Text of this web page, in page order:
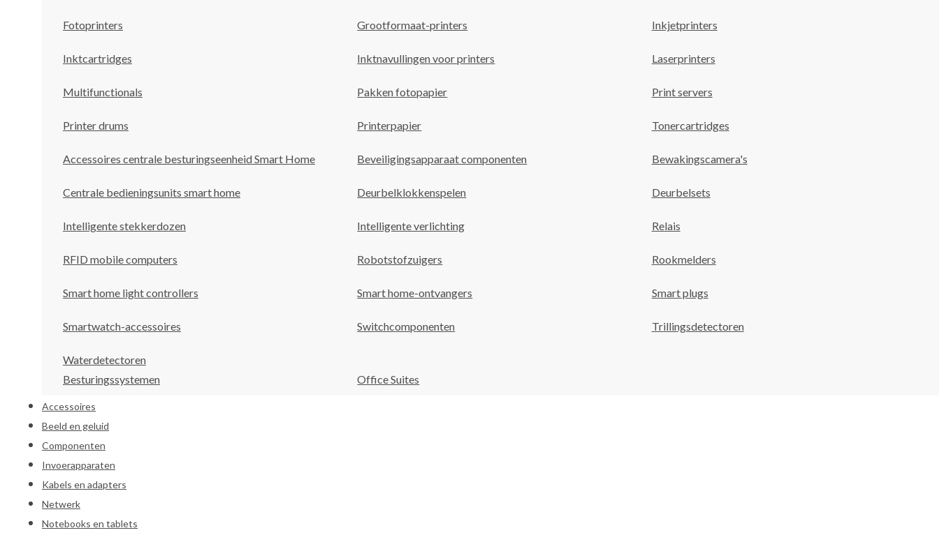
Fotoprinters Grootformaat-printers Inkjetprinters
Inktcartridges Inktnavullingen voor printers Laserprinters
Multifunctionals Pakken fotopapier Print servers
Printer drums Printerpapier Tonercartridges
Accessoires centrale besturingseenheid Smart Home Beveiligingsapparaat componenten Bewakingscamera's
Centrale bedieningsunits smart home Deurbelklokkenspelen Deurbelsets
Intelligente stekkerdozen Intelligente verlichting Relais
RFID mobile computers Robotstofzuigers Rookmelders
Smart home light controllers Smart home-ontvangers Smart plugs
Smartwatch-accessoires Switchcomponenten Trillingsdetectoren
Waterdetectoren
Besturingssystemen
Office Suites
Accessoires
Beeld en geluid
Componenten
Invoerapparaten
Kabels en adapters
Netwerk
Notebooks en tablets